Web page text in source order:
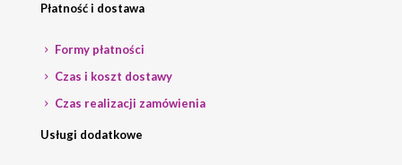
Płatność i dostawa
Formy płatności
Czas i koszt dostawy
Czas realizacji zamówienia
Usługi dodatkowe